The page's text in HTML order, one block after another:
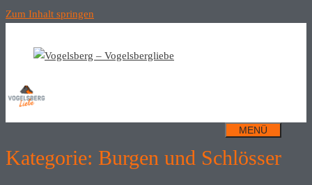
Zum Inhalt springen
MENÜ
Kategorie: Burgen und Schlösser